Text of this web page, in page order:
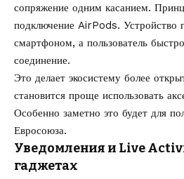
сопряжение одним касанием.
подключение AirPods. Устройство
смартфоном, а пользователь
соединение.
Это делает экосистему более
становится проще использовать
Особенно заметно это будет для
Евросоюза.
Уведомления и Live
гаджетах